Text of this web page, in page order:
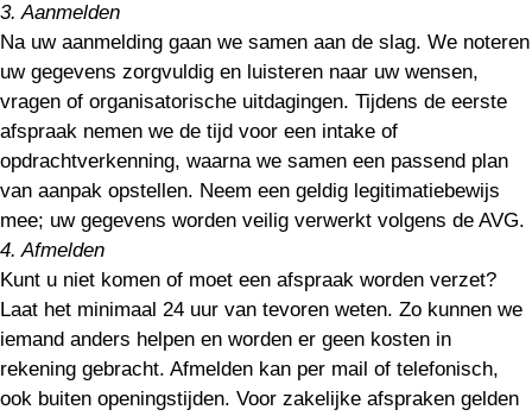
3. Aanmelden
Na uw aanmelding gaan we samen aan de slag. We noteren
uw gegevens zorgvuldig en luisteren naar uw wensen,
vragen of organisatorische uitdagingen. Tijdens de eerste
afspraak nemen we de tijd voor een intake of
opdrachtverkenning, waarna we samen een passend plan
van aanpak opstellen. Neem een geldig legitimatiebewijs
mee; uw gegevens worden veilig verwerkt volgens de AVG.
4. Afmelden
Kunt u niet komen of moet een afspraak worden verzet?
Laat het minimaal 24 uur van tevoren weten. Zo kunnen we
iemand anders helpen en worden er geen kosten in
rekening gebracht. Afmelden kan per mail of telefonisch,
ook buiten openingstijden. Voor zakelijke afspraken gelden